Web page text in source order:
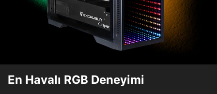
En Havalı RGB Deneyimi